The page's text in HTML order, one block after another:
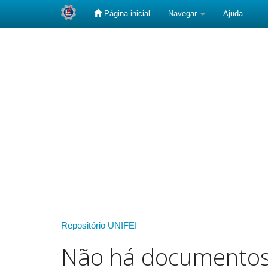
Página inicial Navegar Ajuda
Repositório UNIFEI
Não há